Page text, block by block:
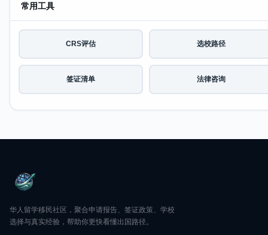
常用工具
CRS评估 选校路径
签证清单 法律咨询
华人留学移民社区，聚合申请报告、签证政策、学校
选择与真实经验，帮助你更快看懂出国路径。